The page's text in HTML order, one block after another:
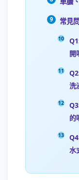
常見
開
洗
的
水